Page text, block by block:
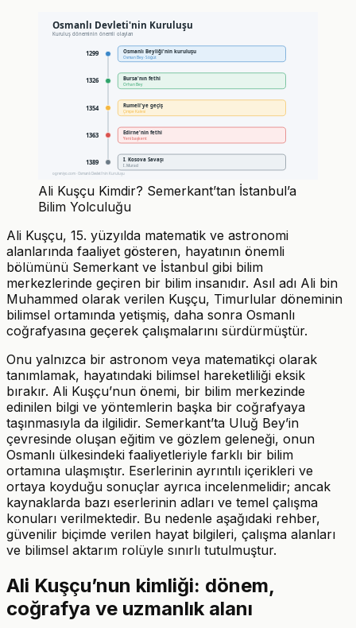
Osmanlı Devleti'nin Kuruluşu
Kuruluş döneminin önemli olayları
1299 Osmanlı Beyliği'nin kuruluşu
Osman Bey · Söğüt
1326 Bursa'nın fethi
Orhan Bey
1354 Rumeli'ye geçiş
Çimpe Kalesi
1363 Edirne'nin fethi
Yeni başkent
1389 I. Kosova Savaşı
I. Murad
ogreniyo.com · Osmanlı Devleti'nin Kuruluşu
Ali Kuşçu Kimdir? Semerkant’tan İstanbul’a
Bilim Yolculuğu
Ali Kuşçu, 15. yüzyılda matematik ve astronomi
alanlarında faaliyet gösteren, hayatının önemli
bölümünü Semerkant ve İstanbul gibi bilim
merkezlerinde geçiren bir bilim insanıdır. Asıl adı Ali bin
Muhammed olarak verilen Kuşçu, Timurlular döneminin
bilimsel ortamında yetişmiş, daha sonra Osmanlı
coğrafyasına geçerek çalışmalarını sürdürmüştür.
Onu yalnızca bir astronom veya matematikçi olarak
tanımlamak, hayatındaki bilimsel hareketliliği eksik
bırakır. Ali Kuşçu’nun önemi, bir bilim merkezinde
edinilen bilgi ve yöntemlerin başka bir coğrafyaya
taşınmasıyla da ilgilidir. Semerkant’ta Uluğ Bey’in
çevresinde oluşan eğitim ve gözlem geleneği, onun
Osmanlı ülkesindeki faaliyetleriyle farklı bir bilim
ortamına ulaşmıştır. Eserlerinin ayrıntılı içerikleri ve
ortaya koyduğu sonuçlar ayrıca incelenmelidir; ancak
kaynaklarda bazı eserlerinin adları ve temel çalışma
konuları verilmektedir. Bu nedenle aşağıdaki rehber,
güvenilir biçimde verilen hayat bilgileri, çalışma alanları
ve bilimsel aktarım rolüyle sınırlı tutulmuştur.
Ali Kuşçu’nun kimliği: dönem,
coğrafya ve uzmanlık alanı